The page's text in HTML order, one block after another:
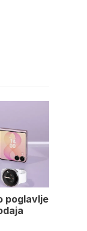
poglavlje